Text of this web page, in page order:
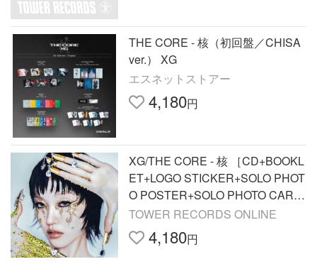
THE CORE - 核（初回盤／CHISA
ver.） XG
エスネットストアー
4,180円
XG/THE CORE - 核 ［CD+BOOKL
ET+LOGO STICKER+SOLO PHOT
O POSTER+SOLO PHOTO CARD
+STICKER SHEET］＜初回盤/CH
ISA ver.＞[NFCC-00047]
TOWER RECORDS ONLINE
4,180円